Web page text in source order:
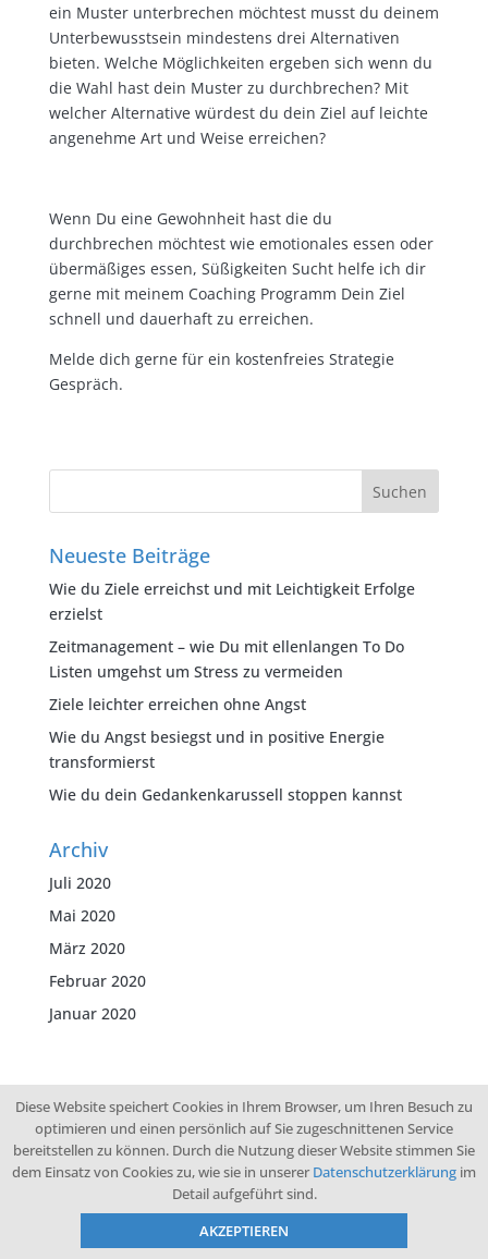
ein Muster unterbrechen möchtest musst du deinem
Unterbewusstsein mindestens drei Alternativen
bieten. Welche Möglichkeiten ergeben sich wenn du
die Wahl hast dein Muster zu durchbrechen? Mit
welcher Alternative würdest du dein Ziel auf leichte
angenehme Art und Weise erreichen?
Wenn Du eine Gewohnheit hast die du
durchbrechen möchtest wie emotionales essen oder
übermäßiges essen, Süßigkeiten Sucht helfe ich dir
gerne mit meinem Coaching Programm Dein Ziel
schnell und dauerhaft zu erreichen.
Melde dich gerne für ein kostenfreies Strategie
Gespräch.
Neueste Beiträge
Wie du Ziele erreichst und mit Leichtigkeit Erfolge
erzielst
Zeitmanagement – wie Du mit ellenlangen To Do
Listen umgehst um Stress zu vermeiden
Ziele leichter erreichen ohne Angst
Wie du Angst besiegst und in positive Energie
transformierst
Wie du dein Gedankenkarussell stoppen kannst
Archiv
Juli 2020
Mai 2020
März 2020
Februar 2020
Januar 2020
© 2026 KLM
Datenschutz
Impressum
Kontakt
Diese Website speichert Cookies in Ihrem Browser, um Ihren Besuch zu
optimieren und einen persönlich auf Sie zugeschnittenen Service
bereitstellen zu können. Durch die Nutzung dieser Website stimmen Sie
dem Einsatz von Cookies zu, wie sie in unserer Datenschutzerklärung im
Detail aufgeführt sind.
AKZEPTIEREN